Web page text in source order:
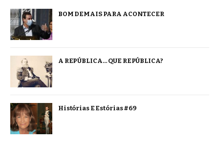
BOM DEMAIS PARA ACONTECER
A REPÚBLICA… QUE REPÚBLICA?
Histórias E Estórias #69